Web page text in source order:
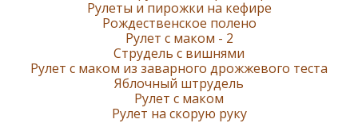
Рулеты и пирожки на кефире
Рождественское полено
Рулет с маком - 2
Струдель с вишнями
Рулет с маком из заварного дрожжевого теста
Яблочный штрудель
Рулет с маком
Рулет на скорую руку